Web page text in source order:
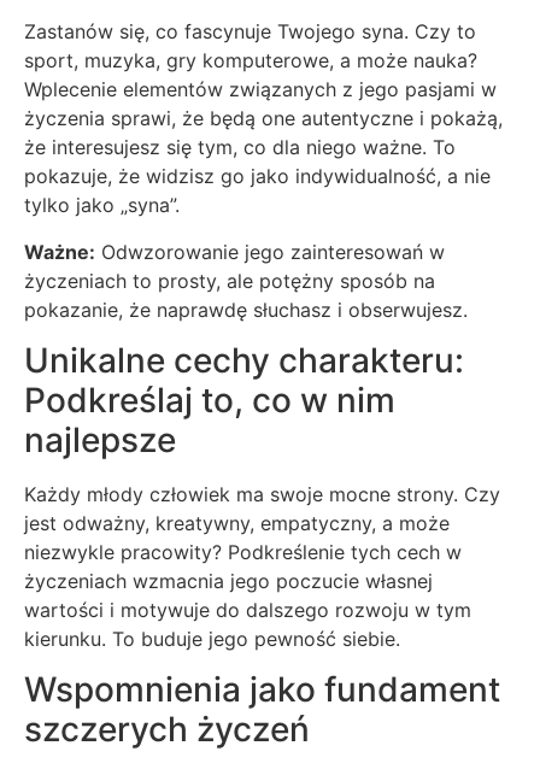
Zastanów się, co fascynuje Twojego syna. Czy to
sport, muzyka, gry komputerowe, a może nauka?
Wplecenie elementów związanych z jego pasjami w
życzenia sprawi, że będą one autentyczne i pokażą,
że interesujesz się tym, co dla niego ważne. To
pokazuje, że widzisz go jako indywidualność, a nie
tylko jako „syna”.
Ważne: Odwzorowanie jego zainteresowań w
życzeniach to prosty, ale potężny sposób na
pokazanie, że naprawdę słuchasz i obserwujesz.
Unikalne cechy charakteru:
Podkreślaj to, co w nim
najlepsze
Każdy młody człowiek ma swoje mocne strony. Czy
jest odważny, kreatywny, empatyczny, a może
niezwykle pracowity? Podkreślenie tych cech w
życzeniach wzmacnia jego poczucie własnej
wartości i motywuje do dalszego rozwoju w tym
kierunku. To buduje jego pewność siebie.
Wspomnienia jako fundament
szczerych życzeń